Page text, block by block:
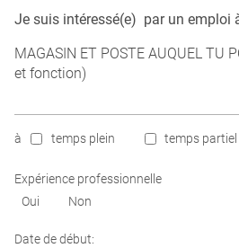
Je suis intéressé(e)  par un emploi
MAGASIN ET POSTE AUQUEL TU
et fonction)
à temps plein temps partiel
Expérience professionnelle
Oui
Non
Date de début: